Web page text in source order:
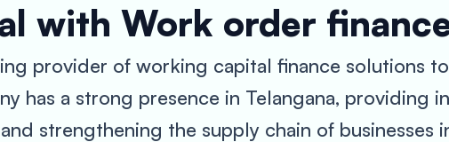
with Work order
provider of working capital finance solutions
has a strong presence in Telangana, providing
strengthening the supply chain of businesses